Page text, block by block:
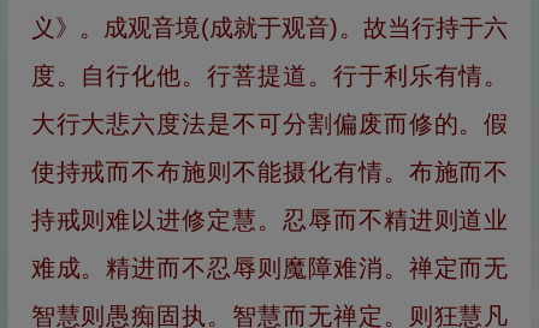
义》。成观音境(成就于观音)。故当行持于六
度。自行化他。行菩提道。行于利乐有情。
大行大悲六度法是不可分割偏废而修的。假
使持戒而不布施则不能摄化有情。布施而不
持戒则难以进修定慧。忍辱而不精进则道业
难成。精进而不忍辱则魔障难消。禅定而无
智慧则愚痴固执。智慧而无禅定。则狂慧凡